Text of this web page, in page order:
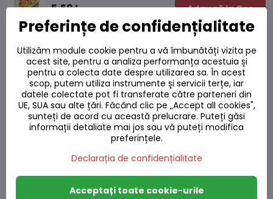
5,59 L Adaugă la Coș
Sos de prune HBB 250 ml
Pe stoc
14,16 L Adaugă la Coș
Legume fără GLT 500g
Pe stoc
Sos kimchi Yummyto 200ml
Pe stoc
Preferințe de confidențialitate
Utilizăm module cookie pentru a vă îmbunătăți vizita pe
acest site, pentru a analiza performanța acestuia și
pentru a colecta date despre utilizarea sa. În acest
scop, putem utiliza instrumente și servicii terțe, iar
datele colectate pot fi transferate către parteneri din
UE, SUA sau alte țări. Făcând clic pe „Accept all cookies",
sunteți de acord cu această prelucrare. Puteți găsi
informații detaliate mai jos sau vă puteți modifica
preferințele.
Declarația de confidențialitate
Acceptați toate cookie-urile